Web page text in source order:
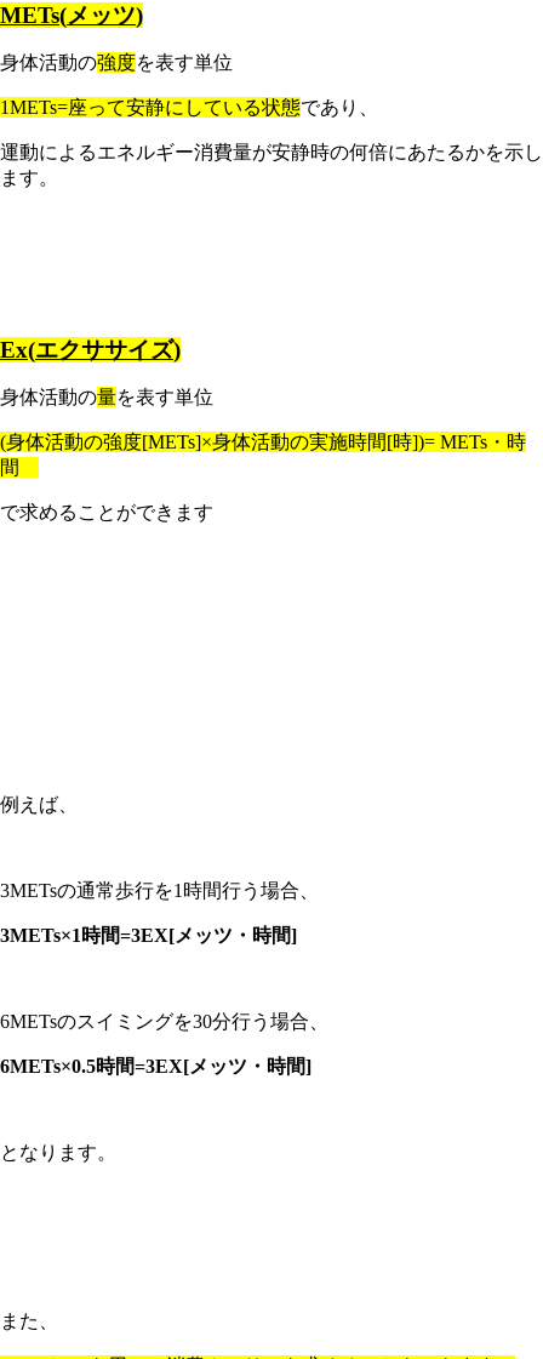
METs(メッツ)
身体活動の強度を表す単位
1METs=座って安静にしている状態であり、
運動によるエネルギー消費量が安静時の何倍にあたるかを示し
ます。
Ex(エクササイズ)
身体活動の量を表す単位
(身体活動の強度[METs]×身体活動の実施時間[時])= METs ・時
間
で求めることができます
例えば、
3METsの通常歩行を1 時間行う場合、
3METs×1 時間=3EX[メッツ・時間]
6METsのスイミングを30分行う場合、
6METs×0.5時間=3EX[メッツ・時間]
となります。
また、